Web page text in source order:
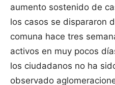
aumento sostenido de
los casos se dispararon
comuna hace tres
activos en muy pocos
los ciudadanos no ha
observado